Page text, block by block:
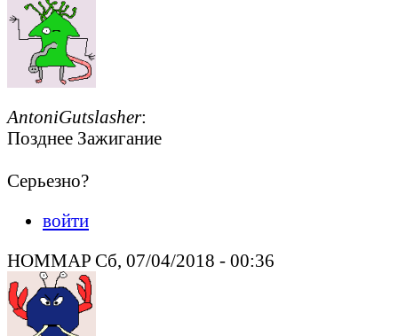
AntoniGutslasher:
Позднее Зажигание
Серьезно?
войти
HOMMAP Сб, 07/04/2018 - 00:36